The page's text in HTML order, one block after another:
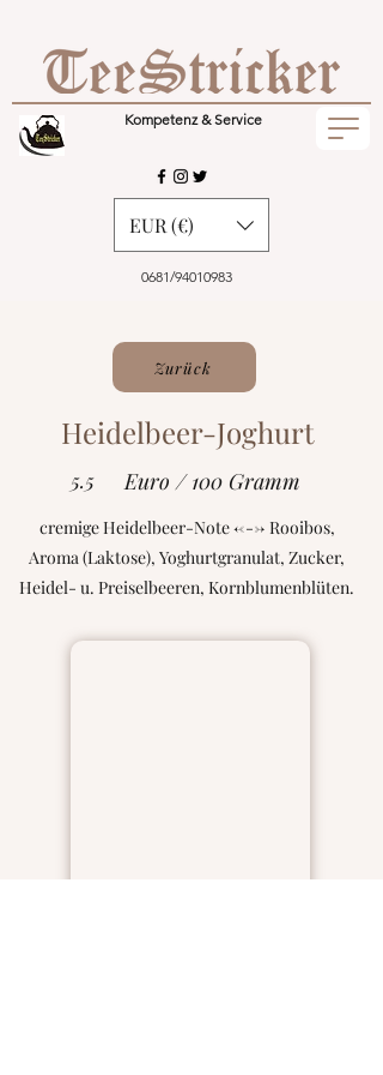
Kompetenz & Service
0681/94010983
EUR (€)
Zurück
Heidelbeer-Joghurt
5.5 Euro / 100 Gramm
cremige Heidelbeer-Note <---> Rooibos,
Aroma (Laktose), Yoghurtgranulat, Zucker,
Heidel- u. Preiselbeeren, Kornblumenblüten.